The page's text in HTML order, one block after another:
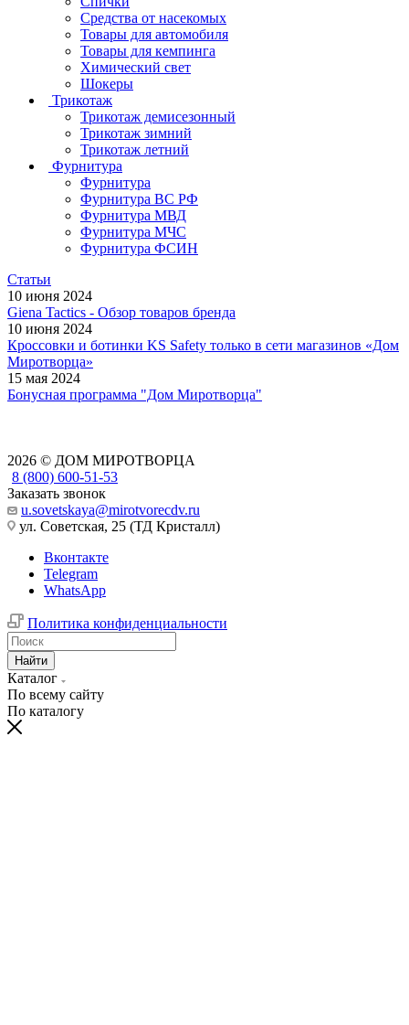
Средства от насекомых
Товары для автомобиля
Товары для кемпинга
Химический свет
Шокеры
Трикотаж
Трикотаж демисезонный
Трикотаж зимний
Трикотаж летний
Фурнитура
Фурнитура
Фурнитура ВС РФ
Фурнитура МВД
Фурнитура МЧС
Фурнитура ФСИН
Статьи
10 июня 2024
Giena Tactics - Обзор товаров бренда
10 июня 2024
Кроссовки и ботинки KS Safety только в сети магазинов «Дом
Миротворца»
15 мая 2024
Бонусная программа "Дом Миротворца"
2026 © ДОМ МИРОТВОРЦА
8 (800) 600-51-53
Заказать звонок
u.sovetskaya@mirotvorecdv.ru
ул. Советская, 25 (ТД Кристалл)
Вконтакте
Telegram
WhatsApp
Политика конфиденциальности
Найти
Каталог
По всему сайту
По каталогу